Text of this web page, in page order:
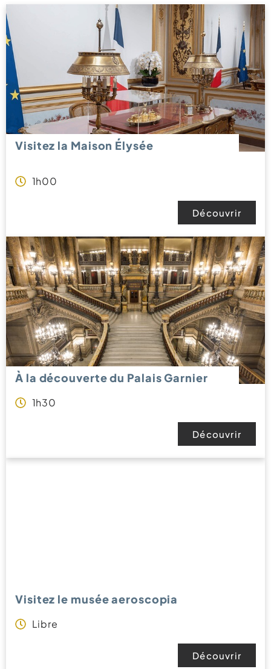
Visitez la Maison Élysée
1h00
Découvrir
À la découverte du Palais Garnier
1h30
Découvrir
Visitez le musée aeroscopia
Libre
Découvrir